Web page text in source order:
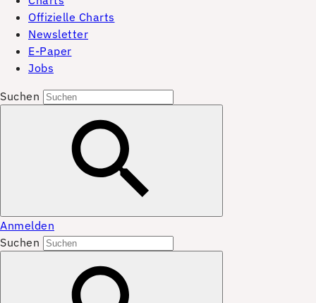
Offizielle Charts
Newsletter
E-Paper
Jobs
Suchen
Anmelden
Suchen